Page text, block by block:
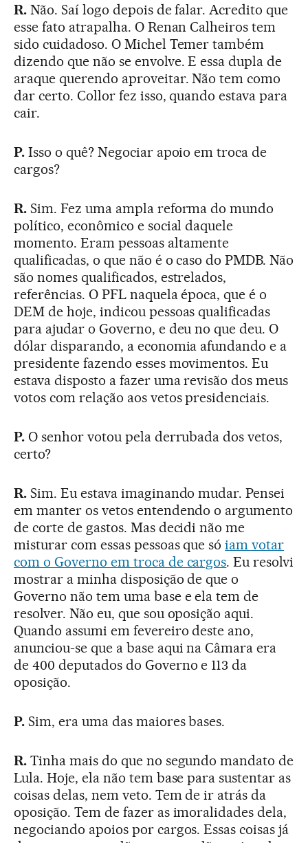
R.Não. Saí logo depois de falar. Acredito que
esse fato atrapalha. O Renan Calheiros tem
sido cuidadoso. O Michel Temer também
dizendo que não se envolve. E essa dupla de
araque querendo aproveitar. Não tem como
dar certo. Collor fez isso, quando estava para
cair.
P.Isso o quê? Negociar apoio em troca de
cargos?
R.Sim. Fez uma ampla reforma do mundo
político, econômico e social daquele
momento. Eram pessoas altamente
qualificadas, o que não é o caso do PMDB. Não
são nomes qualificados, estrelados,
referências. O PFL naquela época, que é o
DEM de hoje, indicou pessoas qualificadas
para ajudar o Governo, e deu no que deu. O
dólar disparando, a economia afundando e a
presidente fazendo esses movimentos. Eu
estava disposto a fazer uma revisão dos meus
votos com relação aos vetos presidenciais.
P.O senhor votou pela derrubada dos vetos,
certo?
R.Sim. Eu estava imaginando mudar. Pensei
em manter os vetos entendendo o argumento
de corte de gastos. Mas decidi não me
misturar com essas pessoas que sóiam votar
com o Governo em troca de cargos. Eu resolvi
mostrar a minha disposição de que o
Governo não tem uma base e ela tem de
resolver. Não eu, que sou oposição aqui.
Quando assumi em fevereiro deste ano,
anunciou-se que a base aqui na Câmara era
de 400 deputados do Governo e 113 da
oposição.
P. Sim, era uma das maiores bases.
R. Tinha mais do que no segundo mandato de
Lula. Hoje, ela não tem base para sustentar as
coisas delas, nem veto. Tem de ir atrás da
oposição. Tem de fazer as imoralidades dela,
negociando apoios por cargos. Essas coisas já